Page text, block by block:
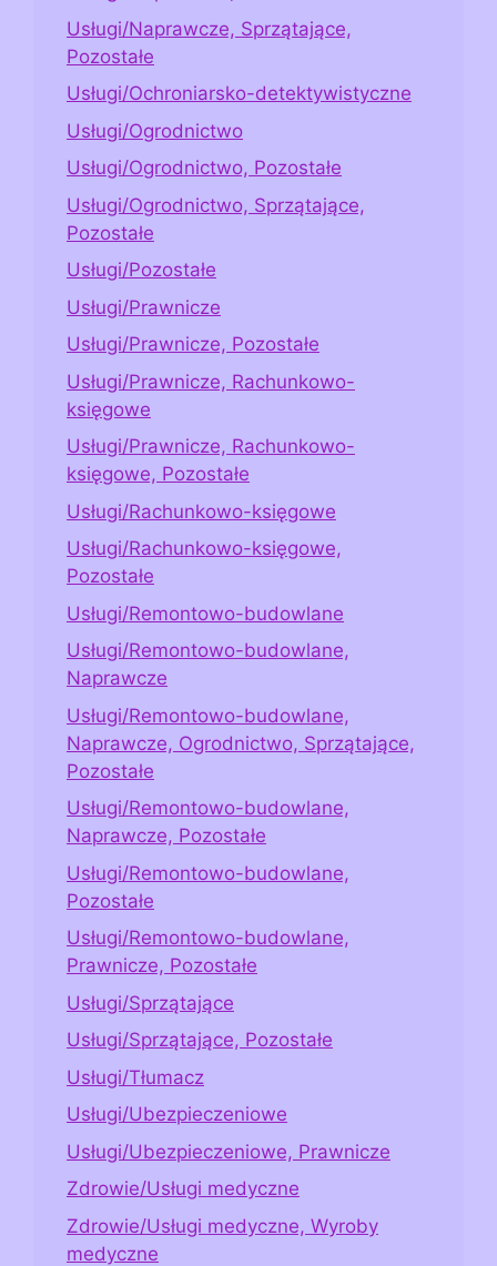
Usługi/Naprawcze, Sprzątające,
Pozostałe
Usługi/Ochroniarsko-detektywistyczne
Usługi/Ogrodnictwo
Usługi/Ogrodnictwo, Pozostałe
Usługi/Ogrodnictwo, Sprzątające,
Pozostałe
Usługi/Pozostałe
Usługi/Prawnicze
Usługi/Prawnicze, Pozostałe
Usługi/Prawnicze, Rachunkowo-
księgowe
Usługi/Prawnicze, Rachunkowo-
księgowe, Pozostałe
Usługi/Rachunkowo-księgowe
Usługi/Rachunkowo-księgowe,
Pozostałe
Usługi/Remontowo-budowlane
Usługi/Remontowo-budowlane,
Naprawcze
Usługi/Remontowo-budowlane,
Naprawcze, Ogrodnictwo, Sprzątające,
Pozostałe
Usługi/Remontowo-budowlane,
Naprawcze, Pozostałe
Usługi/Remontowo-budowlane,
Pozostałe
Usługi/Remontowo-budowlane,
Prawnicze, Pozostałe
Usługi/Sprzątające
Usługi/Sprzątające, Pozostałe
Usługi/Tłumacz
Usługi/Ubezpieczeniowe
Usługi/Ubezpieczeniowe, Prawnicze
Zdrowie/Usługi medyczne
Zdrowie/Usługi medyczne, Wyroby
medyczne